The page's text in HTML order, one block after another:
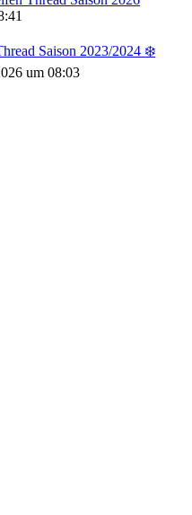
Saison 2023/2024 ❄️
um 08:03